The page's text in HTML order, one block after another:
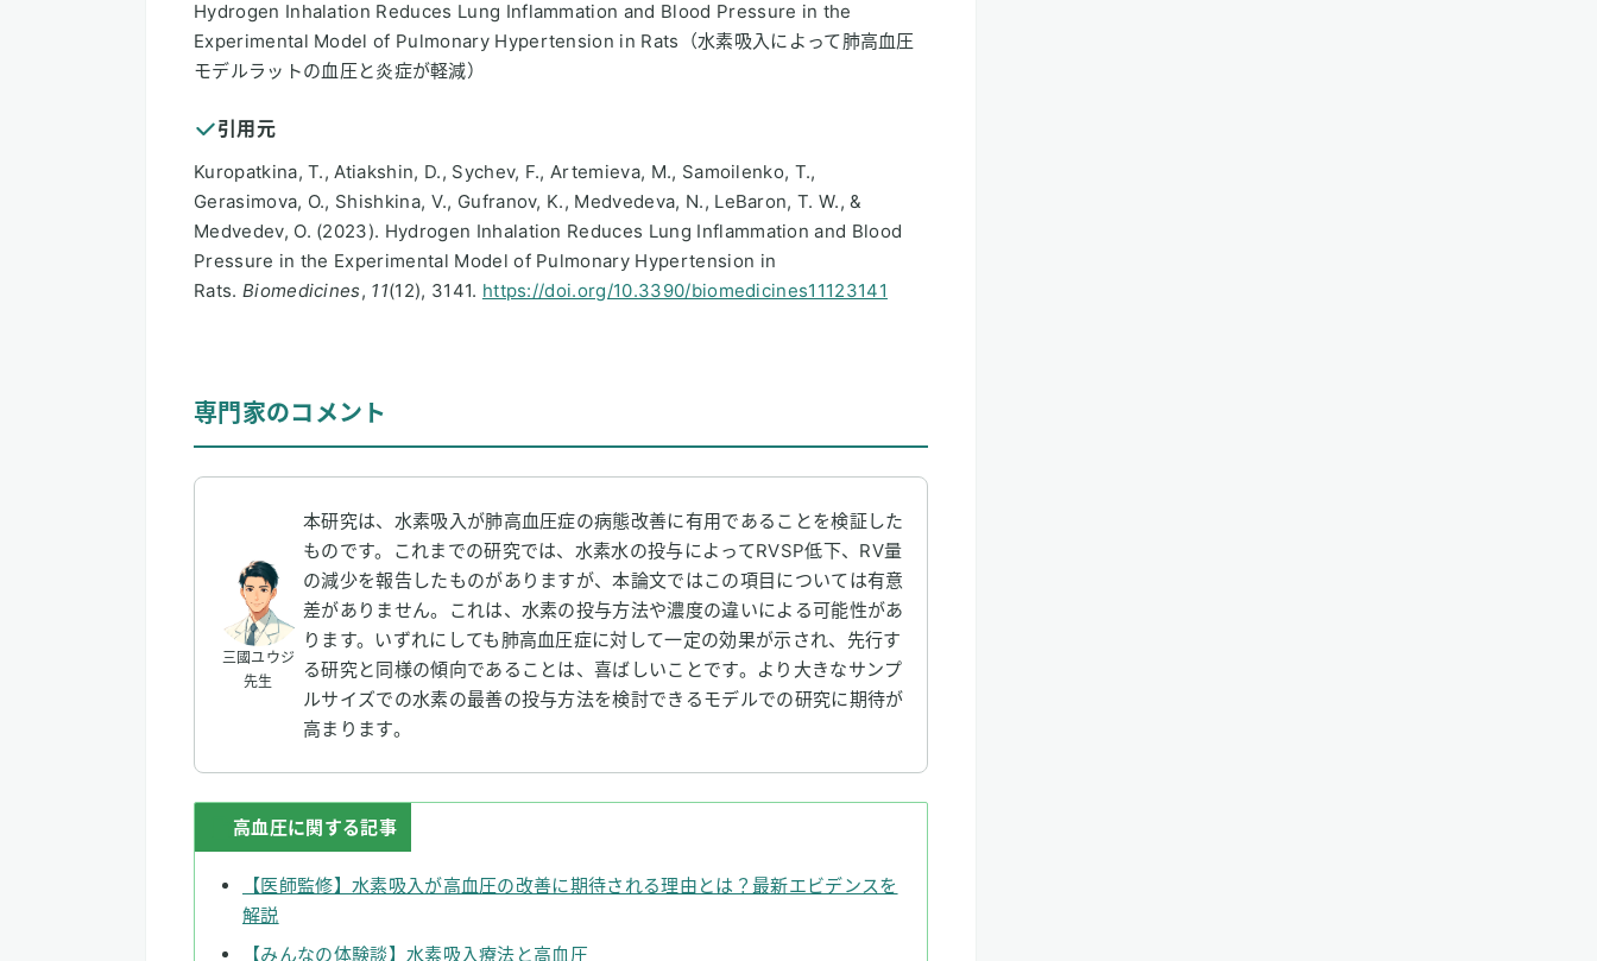
Hydrogen Inhalation Reduces Lung Inflammation and Blood Pressure in the
Experimental Model of Pulmonary Hypertension in Rats（水素吸入によって肺高血圧
モデルラットの血圧と炎症が軽減）
引用元
Kuropatkina, T., Atiakshin, D., Sychev, F., Artemieva, M., Samoilenko, T.,
Gerasimova, O., Shishkina, V., Gufranov, K., Medvedeva, N., LeBaron, T. W., &
Medvedev, O. (2023). Hydrogen Inhalation Reduces Lung Inflammation and Blood
Pressure in the Experimental Model of Pulmonary Hypertension in
Rats. Biomedicines, 11(12), 3141. https://doi.org/10.3390/biomedicines11123141
専門家のコメント
三國ユウジ
先生
本研究は、水素吸入が肺高血圧症の病態改善に有用であることを検証した
ものです。これまでの研究では、水素水の投与によってRVSP低下、RV量
の減少を報告したものがありますが、本論文ではこの項目については有意
差がありません。これは、水素の投与方法や濃度の違いによる可能性があ
ります。いずれにしても肺高血圧症に対して一定の効果が示され、先行す
る研究と同様の傾向であることは、喜ばしいことです。より大きなサンプ
ルサイズでの水素の最善の投与方法を検討できるモデルでの研究に期待が
高まります。
高血圧に関する記事
【医師監修】水素吸入が高血圧の改善に期待される理由とは？最新エビデンスを
解説
【みんなの体験談】水素吸入療法と高血圧